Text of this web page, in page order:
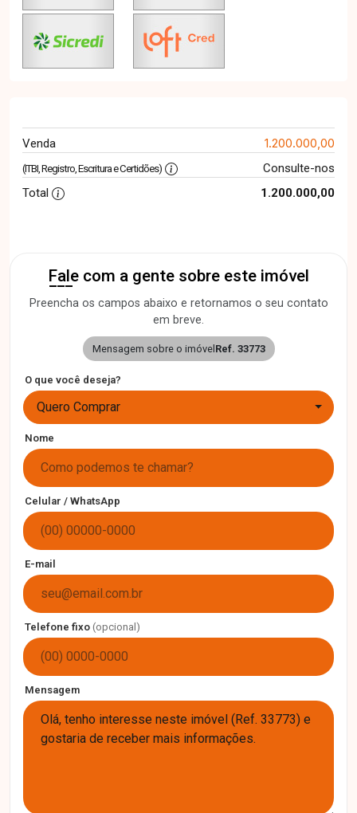
Venda 1.200.000,00
(ITBI, Registro, Escritura e Certidões)
Consulte-nos
Total
1.200.000,00
Fale com a gente sobre este imóvel
Preencha os campos abaixo e retornamos o seu contato
em breve.
Mensagem sobre o imóvel Ref. 33773
O que você deseja?
Quero Comprar
Nome
Celular / WhatsApp
E-mail
Telefone fixo (opcional)
Mensagem